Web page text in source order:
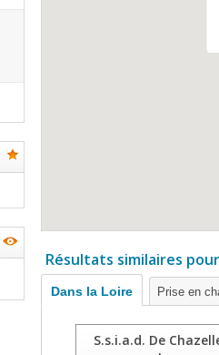
Résultats similaires
Dans la Loire Prise en
S.s.i.a.d. De